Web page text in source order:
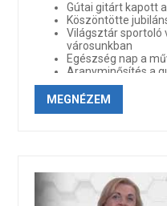
Gútai gitárt kapott
Köszöntötte
Világsztár sportoló
városunkban
Egészség nap a
Aranyminősítés a
Cirill és Metód
Miniszterek Gútán
2026
MEGNÉZEM